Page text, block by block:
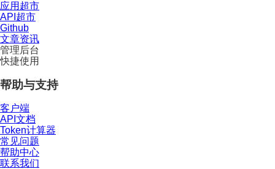
应用超市
API超市
Github
文章资讯
管理后台
快捷使用
帮助与支持
客户端
API文档
Token计算器
常见问题
帮助中心
联系我们